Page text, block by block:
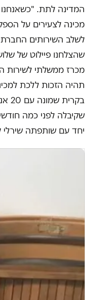
המדינה לתת. "כשאנחנו
מכינה לצעירים על
לשלב השירותים
שהצלחנו פיילוט של
מכרז ממשלתי לשירות
תהיה הזכות ללכת
שקיבלה לפני כמה
יחד עם שותפתה שירלי